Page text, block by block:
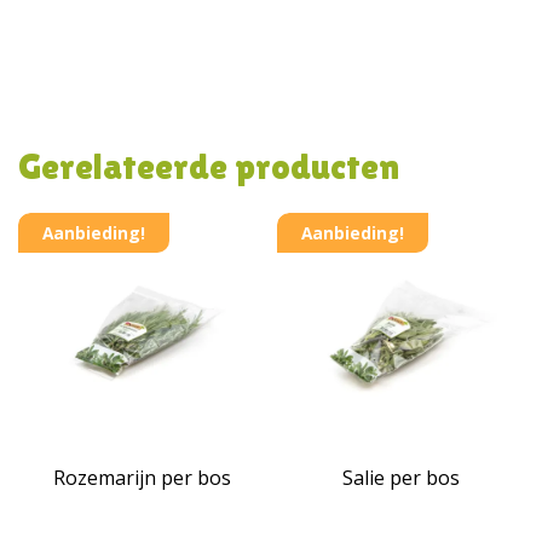
Gerelateerde producten
Aanbieding!
Rozemarijn per bos
Aanbieding!
Salie per bos